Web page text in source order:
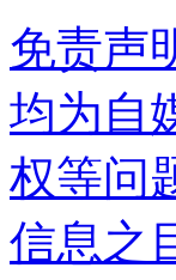
免责声
均为自
权等问
信息之